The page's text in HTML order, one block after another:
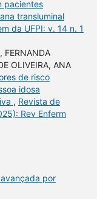
pacientes
transluminal
da UFPI: v. 14 n. 1
FERNANDA
OLIVEIRA, ANA
de risco
idosa
, Revista de
Rev Enferm
por